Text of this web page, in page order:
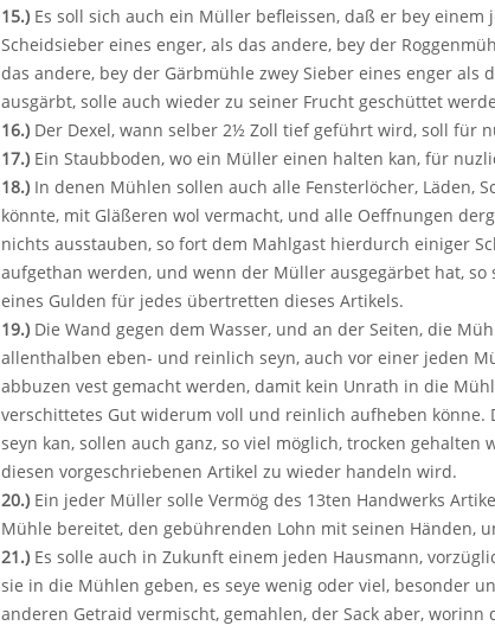
15.)Es soll sich auch ein Müller befleissen, daß er bey einem
Scheidsieber eines enger, als das andere, bey der
das andere, bey der Gärbmühle zwey Sieber eines enger
ausgärbt, solle auch wieder zu seiner Frucht geschüttet
16.)Der Dexel, wann selber 2½ Zoll tief geführt wird, soll für
17.)Ein Staubboden, wo ein Müller einen halten kan, für
18.)In denen Mühlen sollen auch alle Fensterlöcher, Läden,
könnte, mit Gläßeren wol vermacht, und alle Oeffnungen
nichts ausstauben, so fort dem Mahlgast hierdurch einiger
aufgethan werden, und wenn der Müller ausgegärbet hat,
eines Gulden für jedes übertretten dieses Artikels.
19.)Die Wand gegen dem Wasser, und an der Seiten, die
allenthalben eben- und reinlich seyn, auch vor einer jeden
abbuzen vest gemacht werden, damit kein Unrath in die
verschittetes Gut widerum voll und reinlich aufheben könne.
seyn kan, sollen auch ganz, so viel möglich, trocken
diesen vorgeschriebenen Artikel zu wieder handeln wird.
20.)Ein jeder Müller solle Vermög des 13ten Handwerks
Mühle bereitet, den gebührenden Lohn mit seinen Händen,
21.)Es solle auch in Zukunft einem jeden Hausmann,
sie in die Mühlen geben, es seye wenig oder viel, besonder
anderen Getraid vermischt, gemahlen, der Sack aber,